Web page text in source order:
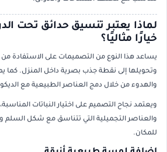
لماذا يعتبر تنسيق حدائق تحت
خيارًا مثاليًا؟
يساعد هذا النوع من التصميمات على الاستفادة
وتحويلها إلى نقطة جذب بصرية داخل المنزل. كما
والهدوء من خلال دمج العناصر الطبيعية مع
ويعتمد نجاح التصميم على اختيار النباتات
والعناصر التجميلية التي تتناسق مع شكل السلم
للمكان.